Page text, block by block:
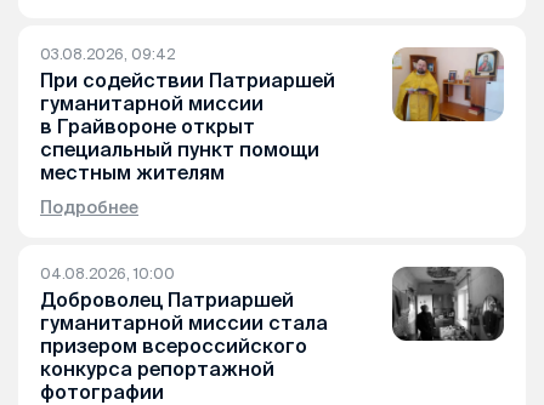
03.08.2026, 09:42
При содействии Патриаршей
гуманитарной миссии
в Грайвороне открыт
специальный пункт помощи
местным жителям
Подробнее
04.08.2026, 10:00
Доброволец Патриаршей
гуманитарной миссии стала
призером всероссийского
конкурса репортажной
фотографии